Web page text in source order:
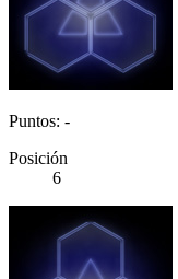
Puntos: -
Posición
6